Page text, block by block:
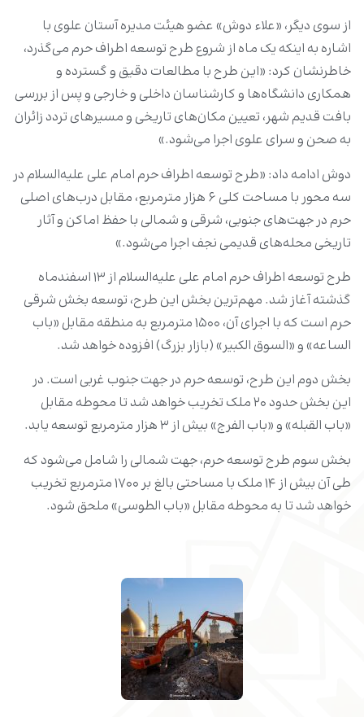
از سوی دیگر، «علاء دوش» عضو هیئت مدیره آستان علوی با
اشاره به اینکه یک ماه از شروع طرح توسعه اطراف حرم می‌گذرد،
خاطرنشان کرد: «این طرح با مطالعات دقیق و گسترده و
همکاری دانشگاه‌ها و کارشناسان داخلی و خارجی و پس از بررسی
بافت قدیم شهر، تعیین مکان‌های تاریخی و مسیرهای تردد زائران
به صحن و سرای علوی اجرا می‌شود.»
دوش ادامه داد: «طرح توسعه اطراف حرم امام علی‌ علیه‌السلام در
سه محور با مساحت کلی ۶ هزار مترمربع، مقابل درب‌های اصلی
حرم در جهت‌های جنوبی، شرقی و شمالی با حفظ اماکن و آثار
تاریخی محله‌های قدیمی نجف اجرا می‌شود.»
طرح توسعه اطراف حرم امام علی علیه‌السلام از ۱۳ اسفندماه
گذشته آغاز شد. مهم‌ترین بخش این طرح، توسعه بخش شرقی
حرم است که با اجرای آن، ۱۵۰۰ مترمربع به منطقه مقابل «باب
الساعه» و «السوق الکبیر» (بازار بزرگ) افزوده خواهد شد.
بخش دوم این طرح، توسعه حرم در جهت جنوب غربی است. در
این بخش حدود ۲۰ ملک تخریب خواهد شد تا محوطه مقابل
«باب القبله» و «باب الفرج» بیش از ۳ هزار مترمربع توسعه یابد.
بخش سوم طرح توسعه حرم، جهت شمالی را شامل می‌شود که
طی آن بیش از ۱۴ ملک با مساحتی بالغ بر ۱۷۰۰ مترمربع تخریب
خواهد شد تا به محوطه مقابل «باب الطوسی» ملحق شود.